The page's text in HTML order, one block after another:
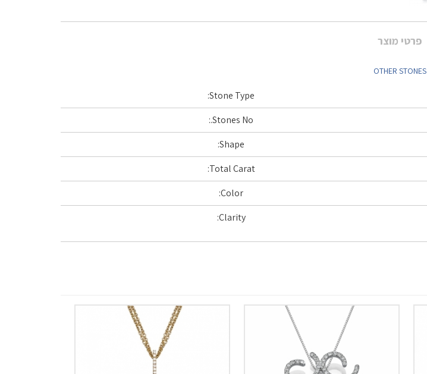
פרטי מוצר
OTHER STONES
Stone Type:
Stones No.:
Shape:
Total Carat:
Color:
Clarity: